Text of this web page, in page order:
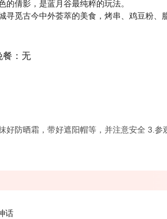
倩影，是蓝月谷最纯粹的玩法。
觅古今中外荟萃的美食，烤串、鸡豆粉、
：无
好防晒霜，带好遮阳帽等，并注意安全 3.
话